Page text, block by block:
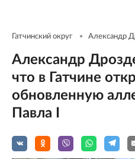
Гатчинский округ Александр
Александр
что в Гатчине
обновленную
Павла I